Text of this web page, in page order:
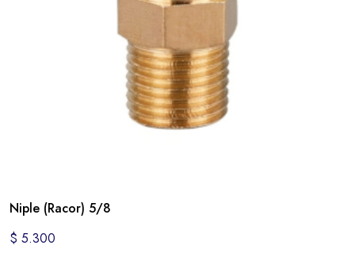
Niple (Racor) 5/8
$ 5.300